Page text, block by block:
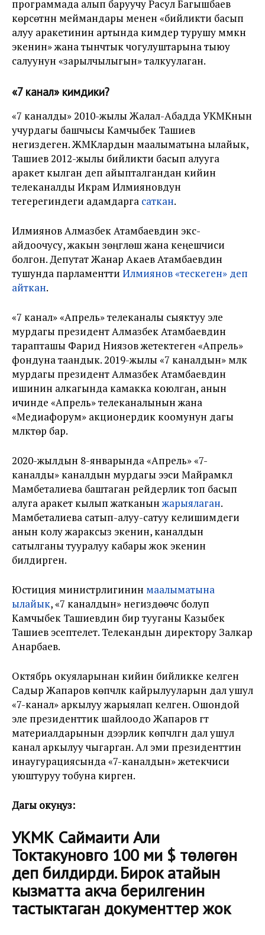
программада алып баруучу Расул Багышбаев
көрсөтүүнүн меймандары менен «бийликти басып
алуу аракетинин артында кимдер турушу мүмкүн
экенин» жана тынчтык чогулуштарына тыюу
салуунун «зарылчылыгын» талкуулаган.
«7 канал» кимдики?
«7 каналды» 2010-жылы Жалал-Абадда УКМКнын
учурдагы башчысы Камчыбек Ташиев
негиздеген. ЖМКлардын маалыматына ылайык,
Ташиев 2012-жылы бийликти басып алууга
аракет кылган деп айыпталгандан кийин
телеканалды Икрам Илмияновдун
тегерегиндеги адамдарга саткан.
Илмиянов Алмазбек Атамбаевдин экс-
айдоочусу, жакын үзөңгүлөшү жана кеңешчиси
болгон. Депутат Жанар Акаев Атамбаевдин
тушунда парламентти Илмиянов «тескеген» деп
айткан.
«7 канал» «Апрель» телеканалы сыяктуу эле
мурдагы президент Алмазбек Атамбаевдин
тарапташы Фарид Ниязов жетектеген «Апрель»
фондуна таандык. 2019-жылы «7 каналдын» мүлкү
мурдагы президент Алмазбек Атамбаевдин
ишинин алкагында камакка коюлган, анын
ичинде «Апрель» телеканалынын жана
«Медиафорум» акционердик коомунун дагы
мүлктөрү бар.
2020-жылдын 8-январында «Апрель» «7-
каналды» каналдын мурдагы ээси Майрамкүл
Мамбеталиева баштаган рейдерлик топ басып
алуга аракет кылып жатканынжарыялаган.
Мамбеталиева сатып-алуу-сатуу келишимдеги
анын колу жараксыз экенин, каналдын
сатылганы тууралуу кабары жок экенин
билдирген.
Юстиция министрлигинин маалыматына
ылайык, «7 каналдын» негиздөөчүсү болуп
Камчыбек Ташиевдин бир тууганы Казыбек
Ташиев эсептелет. Телекандын директору Залкар
Анарбаев.
Октябрь окуяларынан кийин бийликке келген
Садыр Жапаров көпчүлүк кайрылууларын дал ушул
«7-канал» аркылуу жарыялап келген. Ошондой
эле президенттик шайлоодо Жапаров үгүт
материалдарынын дээрлик көпчүлүгүн дал ушул
канал аркылуу чыгарган. Ал эми президенттин
инаугурациясында «7-каналдын» жетекчиси
уюштуруу тобуна кирген.
Дагы окуңуз:
УКМК Саймаити Али
Токтакуновго 100 миң $ төлөгөн
деп билдирди. Бирок атайын
кызматта акча берилгенин
тастыктаган документтер жок